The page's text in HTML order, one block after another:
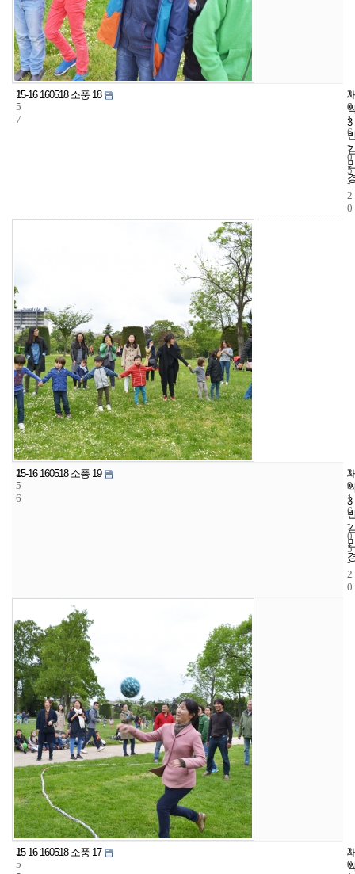
2
5
7
15-16 160518 소풍 18
3
3
6
2
0
1
6
-
0
5
-
2
0
2
5
6
15-16 160518 소풍 19
3
3
9
2
0
1
6
-
0
5
-
2
0
2
5
15-16 160518 소풍 17
3
0
2
0